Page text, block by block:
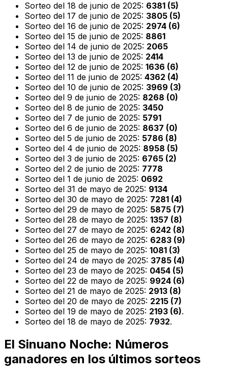
Sorteo del 18 de junio de 2025: 6381 (5)
Sorteo del 17 de junio de 2025: 3805 (5)
Sorteo del 16 de junio de 2025: 2974 (6)
Sorteo del 15 de junio de 2025: 8861
Sorteo del 14 de junio de 2025: 2065
Sorteo del 13 de junio de 2025: 2414
Sorteo del 12 de junio de 2025: 1636 (6)
Sorteo del 11 de junio de 2025: 4362 (4)
Sorteo del 10 de junio de 2025: 3969 (3)
Sorteo del 9 de junio de 2025: 8268 (0)
Sorteo del 8 de junio de 2025: 3450
Sorteo del 7 de junio de 2025: 5791
Sorteo del 6 de junio de 2025: 8637 (0)
Sorteo del 5 de junio de 2025: 5786 (8)
Sorteo del 4 de junio de 2025: 8958 (5)
Sorteo del 3 de junio de 2025: 6765 (2)
Sorteo del 2 de junio de 2025: 7778
Sorteo del 1 de junio de 2025: 0692
Sorteo del 31 de mayo de 2025: 9134
Sorteo del 30 de mayo de 2025: 7281 (4)
Sorteo del 29 de mayo de 2025: 5875 (7)
Sorteo del 28 de mayo de 2025: 1357 (8)
Sorteo del 27 de mayo de 2025: 6242 (8)
Sorteo del 26 de mayo de 2025: 6283 (9)
Sorteo del 25 de mayo de 2025: 1081 (3)
Sorteo del 24 de mayo de 2025: 3785 (4)
Sorteo del 23 de mayo de 2025: 0454 (5)
Sorteo del 22 de mayo de 2025: 9924 (6)
Sorteo del 21 de mayo de 2025: 2913 (8)
Sorteo del 20 de mayo de 2025: 2215 (7)
Sorteo del 19 de mayo de 2025: 2193 (6).
Sorteo del 18 de mayo de 2025: 7932.
El Sinuano Noche: Números
ganadores en los últimos sorteos